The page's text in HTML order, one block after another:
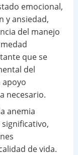
emocional,
y ansiedad,
del manejo
que se
del
apoyo
necesario.
anemia
de vida.